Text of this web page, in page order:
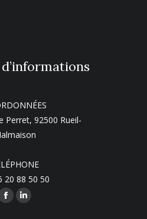
Perret, 92500 Rueil-
20 88 50 50
La
La